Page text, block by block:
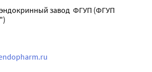
из картона. завод  ФГУП (ФГУП